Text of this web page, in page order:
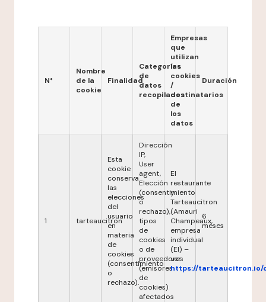
N°
Nombre
de la
cookie
Finalidad
Categorías
de
datos
recopilados
Empresas
que
utilizan
las
cookies
/
destinatarios
de
los
datos
Duración
1 tarteaucitron
Esta
cookie
conserva
las
elecciones
del
usuario
en
materia
de
cookies
(consentimiento
o
rechazo).
Dirección
IP,
User
agent,
Elección
(consentimiento
o
rechazo),
tipos
de
cookies
o de
proveedores
(emisores
de
cookies)
afectados
El
restaurante
y
Tarteaucitron
(Amauri
Champeaux,
empresa
individual
(EI) –
ver
https://tarteaucitron.io/
6
meses